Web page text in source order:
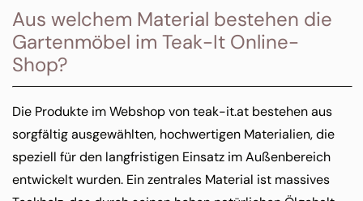
Aus welchem Material bestehen die
Gartenmöbel im Teak-It Online-
Shop?
Die Produkte im Webshop von teak-it.at bestehen aus
sorgfältig ausgewählten, hochwertigen Materialien, die
speziell für den langfristigen Einsatz im Außenbereich
entwickelt wurden. Ein zentrales Material ist massives